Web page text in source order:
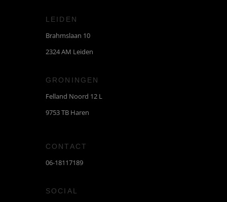
LEIDEN
Brahmslaan 10
2324 AM Leiden
GRONINGEN
Felland Noord 12 L
9753 TB Haren
CONTACT
06-18117189
SOCIAL